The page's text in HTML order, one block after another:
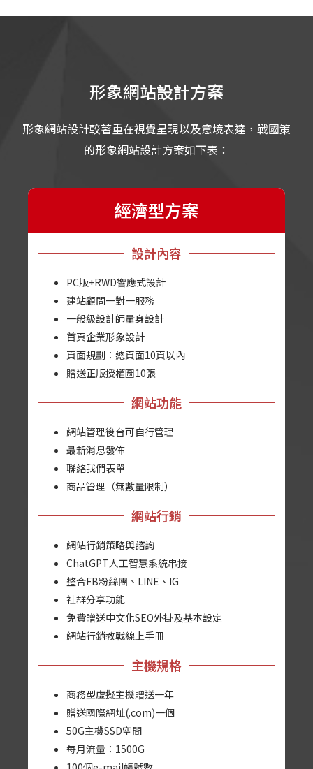
形象網站設計方案
形象網站設計較著重在視覺呈現以及意境表達，戰國策
的形象網站設計方案如下表：
經濟型方案
設計內容
PC版+RWD響應式設計
建站顧問一對一服務
一般級設計師量身設計
首頁企業形象設計
頁面規劃：總頁面10頁以內
贈送正版授權圖10張
網站功能
網站管理後台可自行管理
最新消息發佈
聯絡我們表單
商品管理（無數量限制）
網站行銷
網站行銷策略與諮詢
ChatGPT人工智慧系統串接
整合FB粉絲團、LINE、IG
社群分享功能
免費贈送中文化SEO外掛及基本設定
網站行銷教戰線上手冊
主機規格
商務型虛擬主機贈送一年
贈送國際網址(.com)一個
50G主機SSD空間
每月流量：1500G